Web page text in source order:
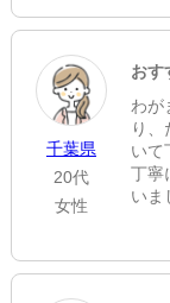
千葉県
20代
女性
おす
わが
り
いて
丁寧
いま